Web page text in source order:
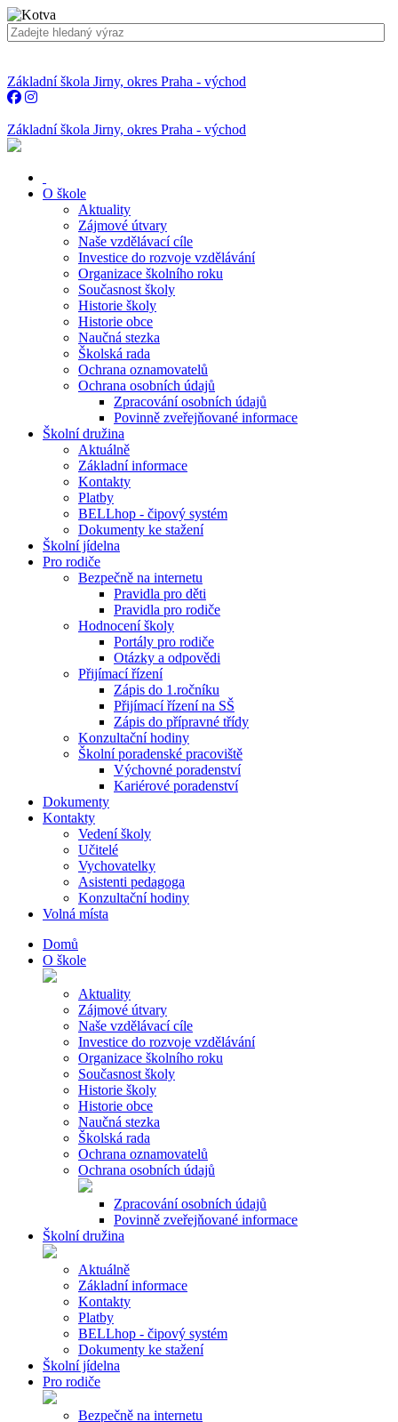
Základní škola Jirny, okres Praha - východ
Základní škola Jirny, okres Praha - východ
O škole
Aktuality
Zájmové útvary
Naše vzdělávací cíle
Investice do rozvoje vzdělávání
Organizace školního roku
Současnost školy
Historie školy
Historie obce
Naučná stezka
Školská rada
Ochrana oznamovatelů
Ochrana osobních údajů
Zpracování osobních údajů
Povinně zveřejňované informace
Školní družina
Aktuálně
Základní informace
Kontakty
Platby
BELLhop - čipový systém
Dokumenty ke stažení
Školní jídelna
Pro rodiče
Bezpečně na internetu
Pravidla pro děti
Pravidla pro rodiče
Hodnocení školy
Portály pro rodiče
Otázky a odpovědi
Přijímací řízení
Zápis do 1.ročníku
Přijímací řízení na SŠ
Zápis do přípravné třídy
Konzultační hodiny
Školní poradenské pracoviště
Výchovné poradenství
Kariérové poradenství
Dokumenty
Kontakty
Vedení školy
Učitelé
Vychovatelky
Asistenti pedagoga
Konzultační hodiny
Volná místa
Domů
O škole
Aktuality
Zájmové útvary
Naše vzdělávací cíle
Investice do rozvoje vzdělávání
Organizace školního roku
Současnost školy
Historie školy
Historie obce
Naučná stezka
Školská rada
Ochrana oznamovatelů
Ochrana osobních údajů
Zpracování osobních údajů
Povinně zveřejňované informace
Školní družina
Aktuálně
Základní informace
Kontakty
Platby
BELLhop - čipový systém
Dokumenty ke stažení
Školní jídelna
Pro rodiče
Bezpečně na internetu